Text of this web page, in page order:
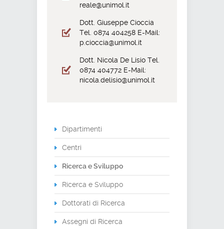
reale@unimol.it
Dott. Giuseppe Cioccia
Tel. 0874 404258 E-Mail:
p.cioccia@unimol.it
Dott. Nicola De Lisio Tel.
0874 404772 E-Mail:
nicola.delisio@unimol.it
Dipartimenti
Centri
Ricerca e Sviluppo
Ricerca e Sviluppo
Dottorati di Ricerca
Assegni di Ricerca